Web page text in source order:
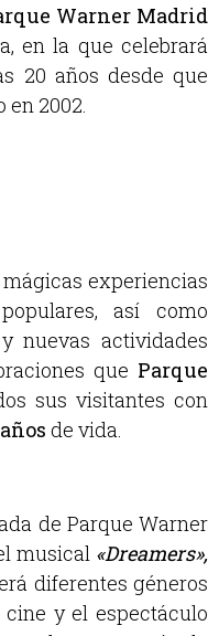
Warner Madrid
en la que celebrará
20 años desde que
en 2002.
experiencias
así como
nuevas actividades
que Parque
sus visitantes con
de vida.
de Parque Warner
musical «Dreamers»,
diferentes géneros
y el espectáculo